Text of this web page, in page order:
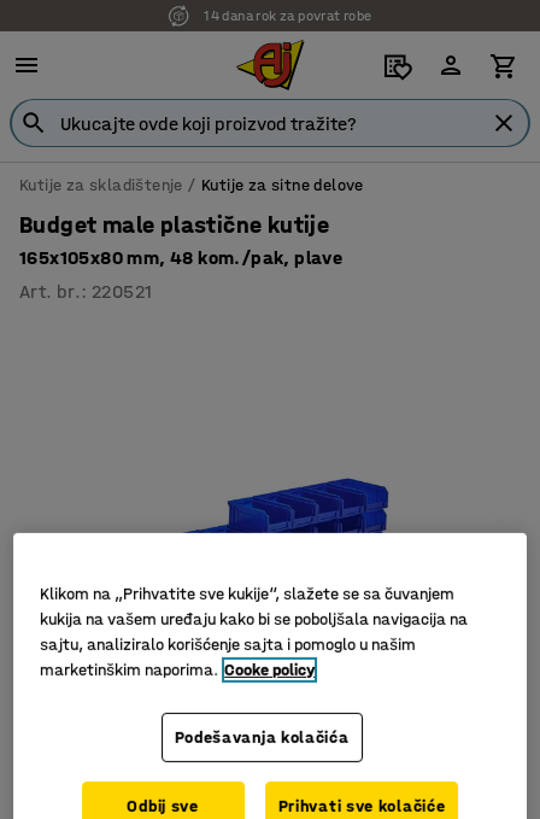
14 dana rok za povrat robe
Kutije za skladištenje Kutije za sitne delove
Budget male plastične kutije
165x105x80 mm, 48 kom./pak, plave
Art. br. : 220521
Slični proizvodi
Klikom na „Prihvatite sve kukije“, slažete se sa čuvanjem
kukija na vašem uređaju kako bi se poboljšala navigacija na
sajtu, analiziralo korišćenje sajta i pomoglo u našim
marketinškim naporima. Cooke policy
Podešavanja kolačića
Odbij sve Prihvati sve kolačiće